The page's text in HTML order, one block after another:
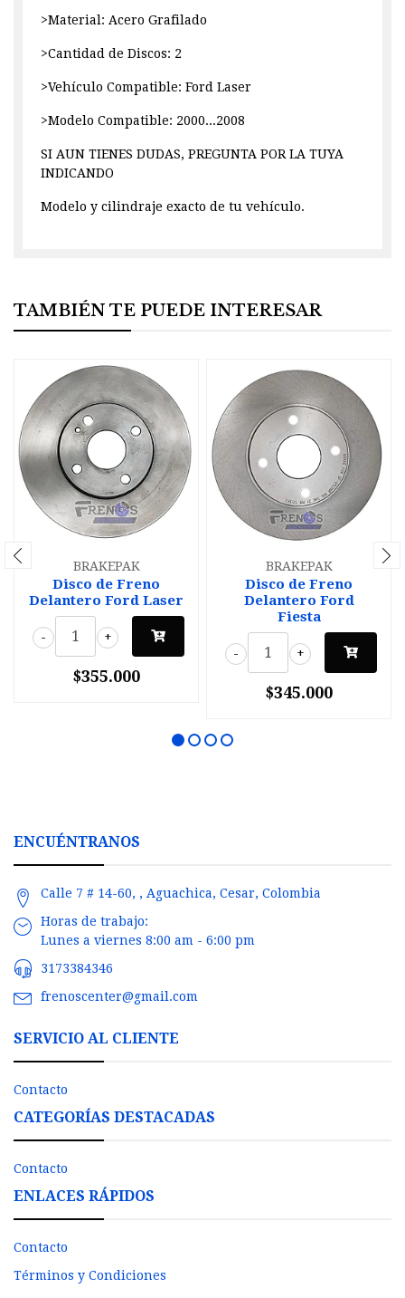
>Material: Acero Grafilado
>Cantidad de Discos: 2
>Vehículo Compatible: Ford Laser
>Modelo Compatible: 2000...2008
SI AUN TIENES DUDAS, PREGUNTA POR LA TUYA
INDICANDO
Modelo y cilindraje exacto de tu vehículo.
TAMBIÉN TE PUEDE INTERESAR
BRAKEPAK
Disco de Freno
Delantero Ford Laser
+
-
$355.000
BRAKEPAK
Disco de Freno
Delantero Ford
Fiesta
+
-
$345.000
ENCUÉNTRANOS
Calle 7 # 14-60, , Aguachica, Cesar, Colombia
Horas de trabajo:
Lunes a viernes 8:00 am - 6:00 pm
3173384346
frenoscenter@gmail.com
SERVICIO AL CLIENTE
Contacto
CATEGORÍAS DESTACADAS
Contacto
ENLACES RÁPIDOS
Contacto
Términos y Condiciones